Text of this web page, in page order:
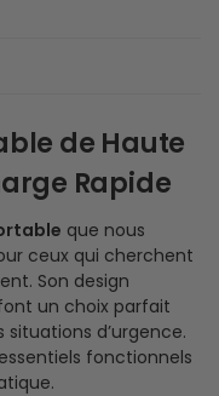
de Haute
Rapide
que nous
ceux qui cherchent
Son design
un choix parfait
situations d’urgence.
fonctionnels